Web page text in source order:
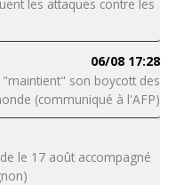
les attaques contre les
06/08 17:28
"maintient" son boycott des
(communiqué à l'AFP)
le 17 août accompagné